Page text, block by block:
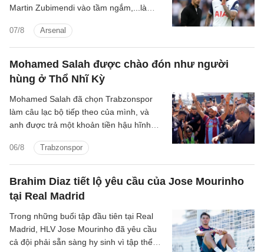
07/8 Arsenal
Martin Zubimendi vào tầm ngắm,...là
tin bóng đá sáng 7/8.
Mohamed Salah được chào đón như người
hùng ở Thổ Nhĩ Kỳ
06/8 Trabzonspor
Mohamed Salah đã chọn Trabzonspor
làm câu lạc bộ tiếp theo của mình, và
anh được trả một khoản tiền hậu hĩnh
Brahim Diaz tiết lộ yêu cầu của Jose Mourinho
tại Real Madrid
Trong những buổi tập đầu tiên tại Real
Madrid, HLV Jose Mourinho đã yêu cầu
cả đội phải sẵn sàng hy sinh vì tập thể